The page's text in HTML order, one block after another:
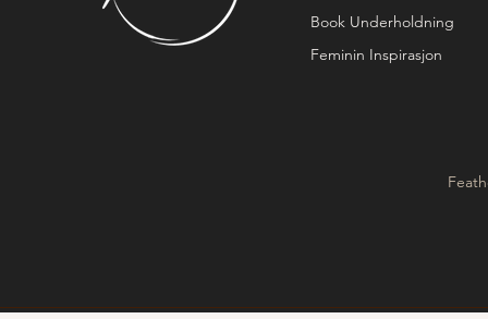
Book Underholdning
Feminin Inspirasjon